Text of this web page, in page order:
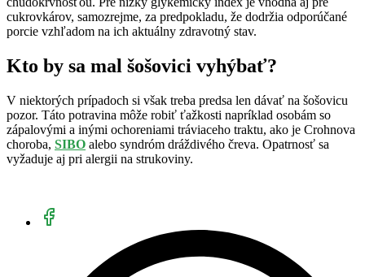
cukrovkárov, samozrejme, za predpokladu, že dodržia odporúčané
porcie vzhľadom na ich aktuálny zdravotný stav.
Kto by sa mal šošovici vyhýbať?
V niektorých prípadoch si však treba predsa len dávať na šošovicu
pozor. Táto potravina môže robiť ťažkosti napríklad osobám so
zápalovými a inými ochoreniami tráviaceho traktu, ako je Crohnova
choroba, SIBO alebo syndróm dráždivého čreva. Opatrnosť sa
vyžaduje aj pri alergii na strukoviny.